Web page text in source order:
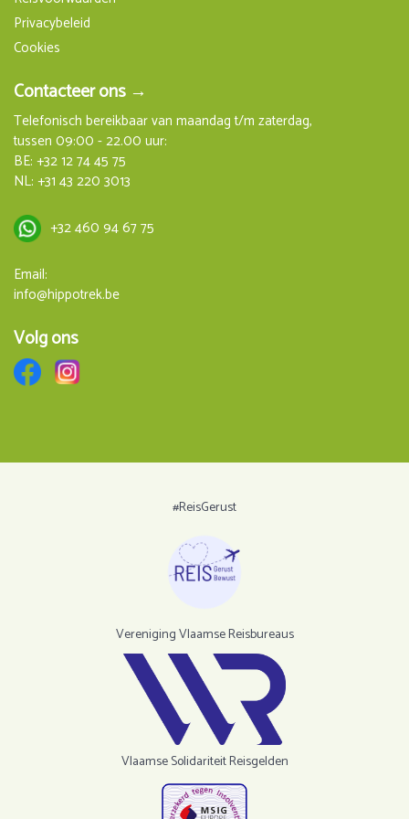
Privacybeleid
Cookies
Contacteer ons →
Telefonisch bereikbaar van maandag t/m zaterdag,
tussen 09:00 - 22.00 uur:
BE: +32 12 74 45 75
NL: +31 43 220 3013
+32 460 94 67 75
Email:
info@hippotrek.be
Volg ons
#ReisGerust
Vereniging Vlaamse Reisbureaus
Vlaamse Solidariteit Reisgelden